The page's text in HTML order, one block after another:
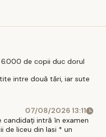
de copii duc dorul
intre două tări, iar sute
07/08/2026 13:11
candidați intră în examen
de liceu din Iasi * un